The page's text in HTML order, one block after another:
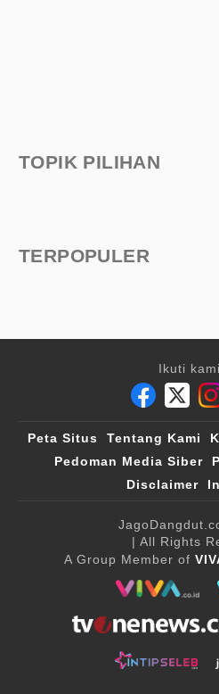
TOPIK PILIHAN
TERPOPULER
Ikuti
Peta Situs Tentang Kami
Pedoman Media Siber
Disclaimer
| All Rights
A Group Member of